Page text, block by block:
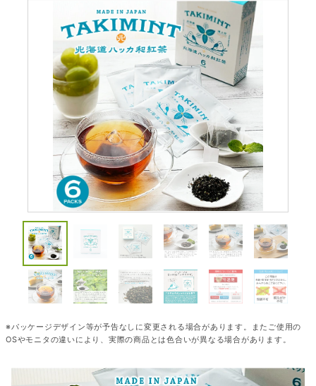
※パッケージデザイン等が予告なしに変更される場合があります。またご使用の
OSやモニタの違いにより、実際の商品とは色合いが異なる場合があります。